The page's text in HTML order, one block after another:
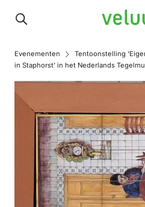
Veluwe
Evenementen
Tentoonstelling
in Staphorst’ in het Nederlands